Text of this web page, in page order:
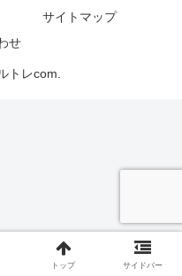
サイトマップ
せ
トレcom.
トップ サイドバー